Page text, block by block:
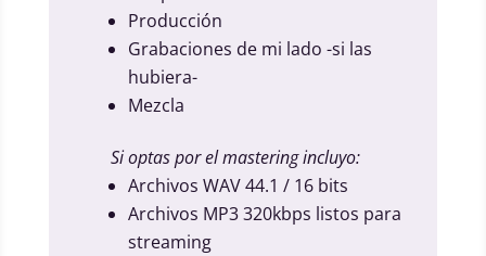
Producción
Grabaciones de mi lado -si las
hubiera-
Mezcla
Si optas por el mastering incluyo:
Archivos WAV 44.1 / 16 bits
Archivos MP3 320kbps listos para
streaming